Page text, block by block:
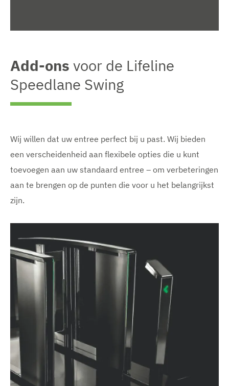
Add-ons voor de Lifeline
Speedlane Swing
Wij willen dat uw entree perfect bij u past. Wij bieden
een verscheidenheid aan flexibele opties die u kunt
toevoegen aan uw standaard entree – om verbeteringen
aan te brengen op de punten die voor u het belangrijkst
zijn.